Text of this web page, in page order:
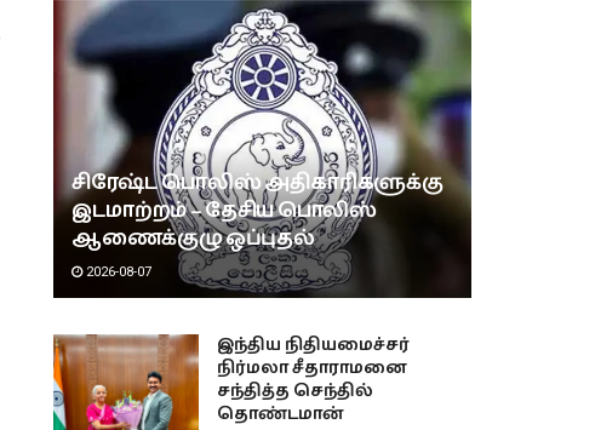
சிரேஷ்ட பொலிஸ் அதிகாரிகளுக்கு
இடமாற்றம் – தேசிய பொலிஸ்
ஆணைக்குழு ஒப்புதல்
2026-08-07
இந்திய நிதியமைச்சர்
நிர்மலா சீதாராமனை
சந்தித்த செந்தில்
தொண்டமான்